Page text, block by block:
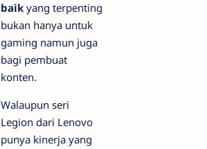
baik yang terpenting
bukan hanya untuk
gaming namun juga
bagi pembuat
konten.
Walaupun seri
Legion dari Lenovo
punya kinerja yang